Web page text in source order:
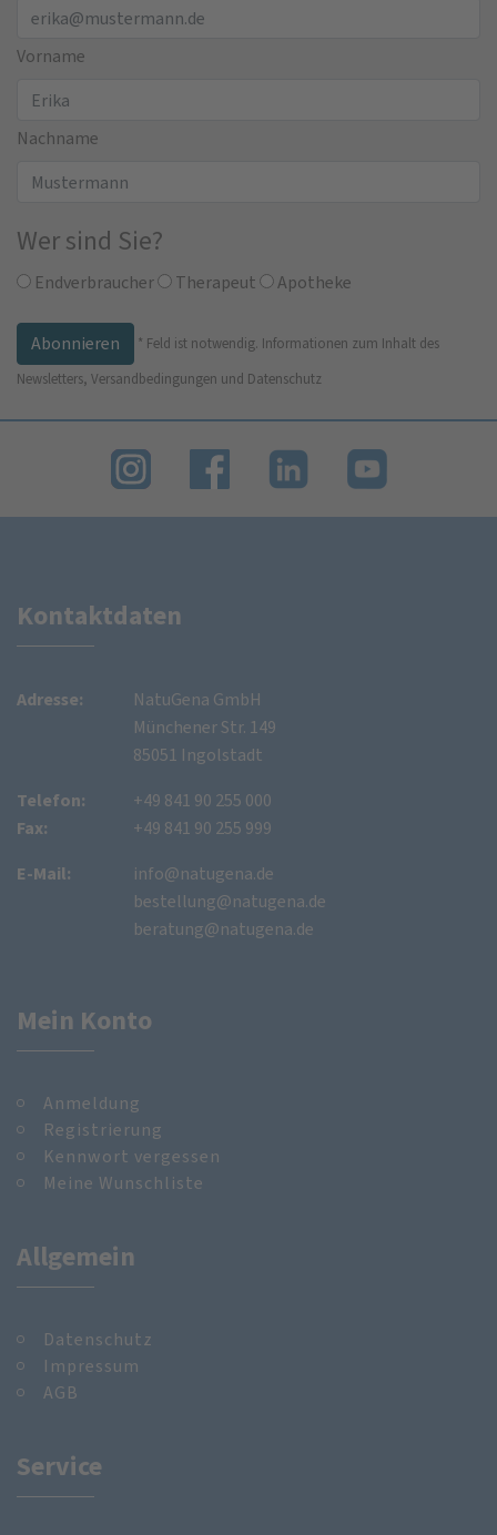
Vorname
Nachname
Wer sind Sie?
Endverbraucher Therapeut Apotheke
* Feld ist notwendig. Informationen zum Inhalt des
Newsletters, Versandbedingungen und Datenschutz
Kontaktdaten
Adresse:
NatuGena GmbH
Münchener Str. 149
85051 Ingolstadt
Telefon:
Fax:
+49 841 90 255 000
+49 841 90 255 999
E-Mail:
info@natugena.de
bestellung@natugena.de
beratung@natugena.de
Mein Konto
Anmeldung
Registrierung
Kennwort vergessen
Meine Wunschliste
Allgemein
Datenschutz
Impressum
AGB
Service